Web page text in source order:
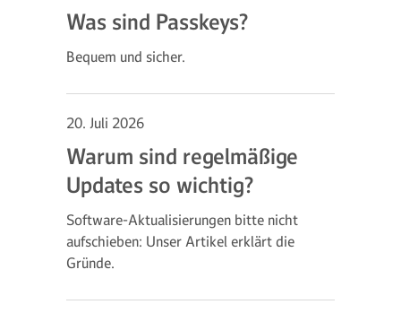
Was sind Passkeys?
Bequem und sicher.
20. Juli 2026
Warum sind regelmäßige
Updates so wichtig?
Software-Aktualisierungen bitte nicht
aufschieben: Unser Artikel erklärt die
Gründe.